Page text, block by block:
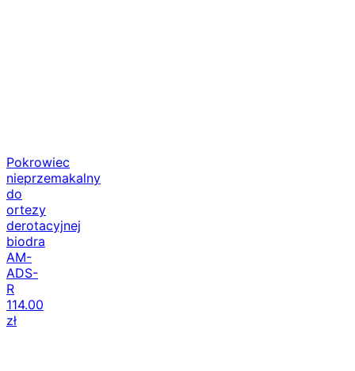
Pokrowiec
nieprzemakalny
do
ortezy
derotacyjnej
biodra
AM-
ADS-
R
114.00
zł